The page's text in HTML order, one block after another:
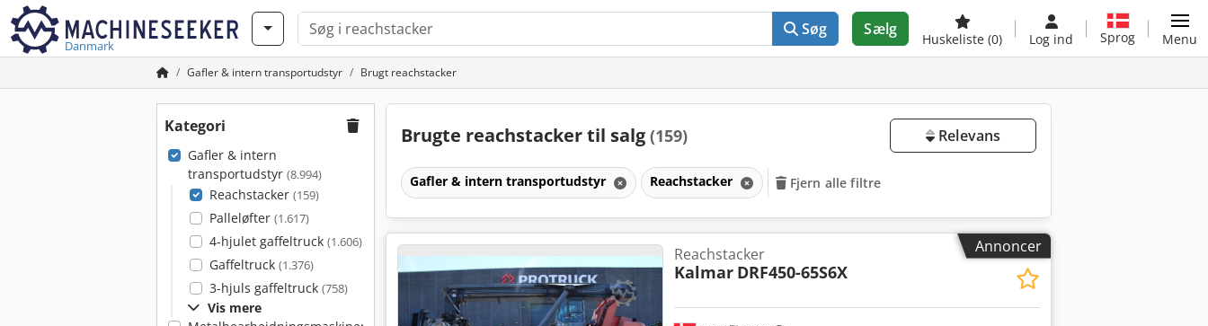
Danmark
Søg Sælg
Huskeliste (0) Log ind Sprog Menu
Gafler & intern transportudstyr Brugt reachstacker
Kategori
Gafler & intern
transportudstyr (8.994)
Reachstacker (159)
Palleløfter (1.617)
4-hjulet gaffeltruck (1.606)
Gaffeltruck (1.376)
3-hjuls gaffeltruck (758)
Vis mere
Brugte reachstacker til salg (159) Relevans
Gafler & intern transportudstyr Reachstacker Fjern alle filtre
Annoncer
Reachstacker
Kalmar DRF450-65S6X